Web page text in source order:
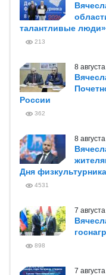
талантливые люди»
213
8
России
362
8
Дня физкультурника
4531
7
898
7